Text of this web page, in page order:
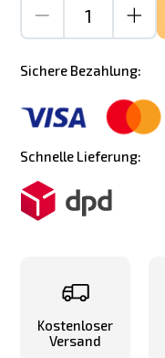
Sichere Bezahlung:
Schnelle Lieferung:
Kostenloser
Versand